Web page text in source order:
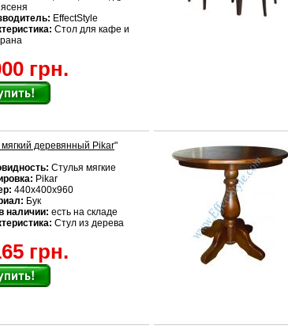
EffectStyle
Стол для кафе и
грн.
деревянный Pikar"
Стулья мягкие
Pikar
440x400х960
Бук
наличии: есть на складе
Стул из дерева
грн.